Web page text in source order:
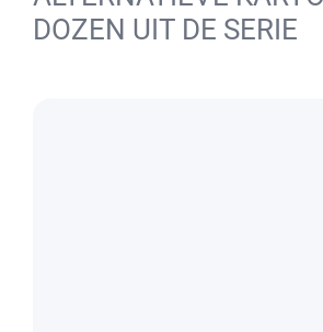
DOZEN UIT DE SERIE